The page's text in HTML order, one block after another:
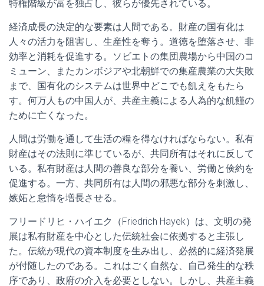
特権階級が富を独占し、彼らが優先されている。
経済成長の決定的な要素は人間である。財産の国有化は
人々の活力を阻害し、生産性を奪う。道徳を堕落させ、非
効率と消耗を促進する。ソビエトの集団農場から中国のコ
ミューン、またカンボジアや北朝鮮での集産農業の大失敗
まで、国有化のシステムは世界中どこでも飢えをもたら
す。何万人もの中国人が、共産主義による人為的な飢饉の
ために亡くなった。
人間は労働を通して生活の糧を得なければならない。私有
財産はその法則に準じているが、共同所有はそれに反して
いる。私有財産は人間の善良な部分を養い、労働と倹約を
促進する。一方、共同所有は人間の邪悪な部分を刺激し、
嫉妬と怠惰を増長させる。
フリードリヒ・ハイエク（Friedrich Hayek）は、文明の発
展は私有財産を中心とした伝統社会に依拠すると主張し
た。伝統が現代の資本制度を生み出し、必然的に経済発展
が付随したのである。これはごく自然な、自己発生的な秩
序であり、政府の介入を必要としない。しかし、共産主義